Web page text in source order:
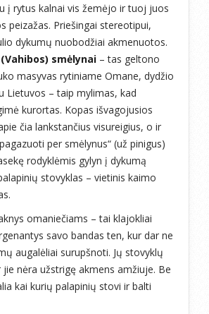
į rytus kalnai vis žemėjo ir tuoj juos
peizažas. Priešingai stereotipui,
dykumų nuobodžiai akmenuotos.
smėlynai – tas geltono
masyvas rytiniame Omane, dydžio
Lietuvos – taip mylimas, kad
kurortas. Kopas išvagojusios
čia lankstančius visureigius, o ir
per smėlynus“ (už pinigus)
rodyklėmis gylyn į dykumą
stovyklas – vietinis kaimo
omaniečiams – tai klajokliai
savo bandas ten, kur dar ne
augalėliai surupšnoti. Jų stovyklų
nėra užstrigę akmens amžiuje. Be
kai kurių palapinių stovi ir balti